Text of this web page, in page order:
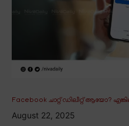
Facebook ചാറ്റ് ഡിലീറ്റ് ആയോ?
August 22, 2025